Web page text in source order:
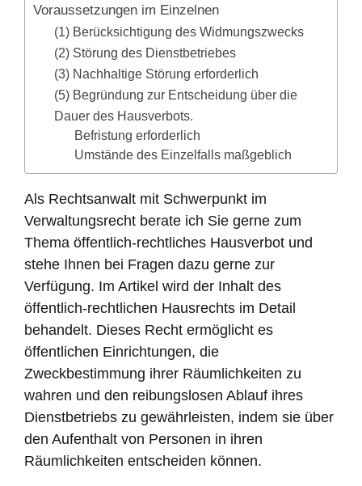
Voraussetzungen im Einzelnen
(1) Berücksichtigung des Widmungszwecks
(2) Störung des Dienstbetriebes
(3) Nachhaltige Störung erforderlich
(5) Begründung zur Entscheidung über die
Dauer des Hausverbots.
Befristung erforderlich
Umstände des Einzelfalls maßgeblich
Als Rechtsanwalt mit Schwerpunkt im
Verwaltungsrecht berate ich Sie gerne zum
Thema öffentlich-rechtliches Hausverbot und
stehe Ihnen bei Fragen dazu gerne zur
Verfügung. Im Artikel wird der Inhalt des
öffentlich-rechtlichen Hausrechts im Detail
behandelt. Dieses Recht ermöglicht es
öffentlichen Einrichtungen, die
Zweckbestimmung ihrer Räumlichkeiten zu
wahren und den reibungslosen Ablauf ihres
Dienstbetriebs zu gewährleisten, indem sie über
den Aufenthalt von Personen in ihren
Räumlichkeiten entscheiden können.